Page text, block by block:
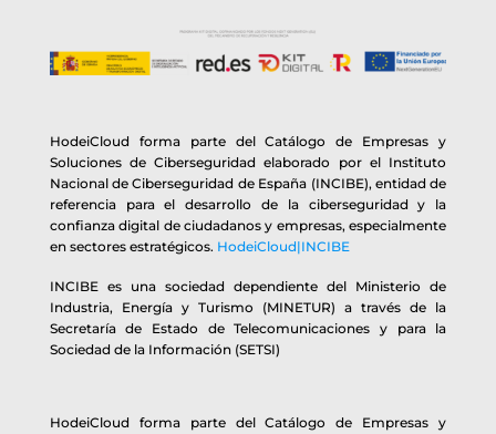
HodeiCloud forma parte del Catálogo de Empresas y
Soluciones de Ciberseguridad elaborado por el Instituto
Nacional de Ciberseguridad de España (INCIBE), entidad de
referencia para el desarrollo de la ciberseguridad y la
confianza digital de ciudadanos y empresas, especialmente
en sectores estratégicos. HodeiCloud|INCIBE
INCIBE es una sociedad dependiente del Ministerio de
Industria, Energía y Turismo (MINETUR) a través de la
Secretaría de Estado de Telecomunicaciones y para la
Sociedad de la Información (SETSI)
HodeiCloud forma parte del Catálogo de Empresas y